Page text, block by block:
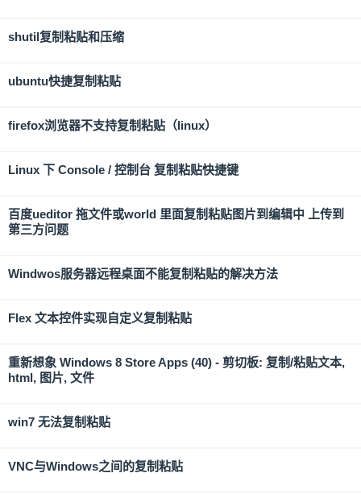
shutil复制粘贴和压缩
ubuntu快捷复制粘贴
firefox浏览器不支持复制粘贴（linux）
Linux 下 Console / 控制台 复制粘贴快捷键
百度ueditor 拖文件或world 里面复制粘贴图片到编辑中 上传到
第三方问题
Windwos服务器远程桌面不能复制粘贴的解决方法
Flex 文本控件实现自定义复制粘贴
重新想象 Windows 8 Store Apps (40) - 剪切板: 复制/粘贴文本,
html, 图片, 文件
win7 无法复制粘贴
VNC与Windows之间的复制粘贴